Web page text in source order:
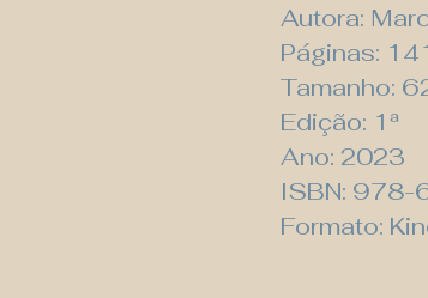
Autora:
Páginas:
Tamanho:
Edição: 1ª
Ano: 2023
ISBN:
Formato: